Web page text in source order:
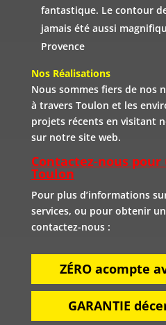
fantastique. Le contour
jamais été aussi
Provence
Nos Réalisations
Nous sommes fiers de nos
à travers Toulon et les
projets récents en visitant
sur notre site web.
Contactez-nous pour
Toulon
Pour plus d’informations
services, ou pour obtenir
contactez-nous :
ZÉRO acompte
GARANTIE